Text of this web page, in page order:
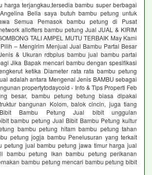
harga terjangkau,tersedia bambu super berbagai
Bella saya butuh bambu petung untuk
Semua Pemasok bambu petung di Pusat
alloffers bambu petung Jual JUAL & KIRIM
TALI AMPEL MUTU TERBAIK May Kami
– Mengirim Menjual Jual Bambu Partai Besar
& Ukuran rdbplus bambu jual bambu partai
Jika Bapak mencari bambu dengan spesifikasi
ketika Diameter rata rata bambu petung
adalah antara Mengenal Jenis BAMBU sebagai
propertytodaycoid › Info & Tips Properti Feb
besar, bambu petung betung biasa dipakai
bangunan Kolom, balok cincin, juga tiang
Bambu Petung Jual bibit unggulan
bambu petung Jual Bibit Bambu Petung kultur
bambu petung hitam bambu petung tahan
petung jogja bambu Penelusuran yang terkait
petung jual bambu petung jawa timur harga jual
bambu petung ikan bambu petung perikanan
bambu petung mencari bambu petung bibit